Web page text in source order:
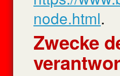
node.html.
Zwecke